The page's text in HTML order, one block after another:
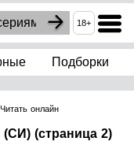
18+
Подборки
Читать онлайн
(страница 2)